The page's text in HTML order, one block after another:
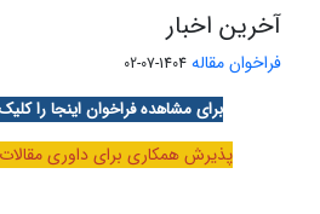
آخرین اخبار
فراخوان مقاله 1404-07-02
برای مشاهده فراخوان اینجا را
پذیرش همکاری برای داوری